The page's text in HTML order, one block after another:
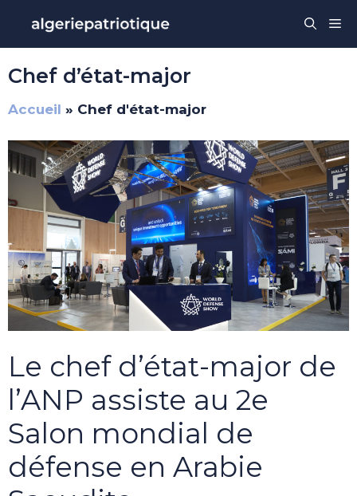
contenu
Chef d’état-major
Accueil » Chef d'état-major
Le chef d’état-major de
l’ANP assiste au 2e
Salon mondial de
défense en Arabie